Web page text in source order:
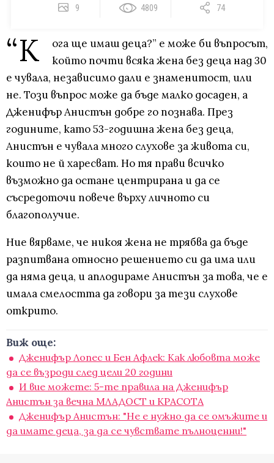
9 4809 74
“К
ога ще имаш деца?” е може би въпросът,
който почти всяка жена без деца над 30
е чувала, независимо дали е знаменитост, или
не. Този въпрос може да бъде малко досаден, а
Дженифър Анистън добре го познава. През
годините, като 53-годишна жена без деца,
Анистън е чувала много слухове за живота си,
които не й харесват. Но тя прави всичко
възможно да остане центрирана и да се
съсредоточи повече върху личното си
благополучие.
Ние вярваме, че никоя жена не трябва да бъде
разпитвана относно решението си да има или
да няма деца, и аплодираме Анистън за това, че е
имала смелостта да говори за тези слухове
открито.
Виж още:
Дженифър Лопес и Бен Афлек: Как любовта може
да се възроди след цели 20 години
И вие можете: 5-те правила на Дженифър
Анистън за вечна МЛАДОСТ и КРАСОТА
Дженифър Анистън: "Не е нужно да се омъжите и
да имате деца, за да се чувствате пълноценни!"